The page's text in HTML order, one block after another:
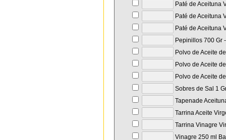
Paté de Aceituna
Paté de Aceituna
Paté de Aceituna
Pepinillos 700 Gr
Polvo de Aceite
Polvo de Aceite
Polvo de Aceite
Sobres de Sal 1
Tapenade
Tarrina Aceite
Tarrina Vinagre
Vinagre 250 ml